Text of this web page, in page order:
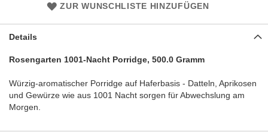
ZUR WUNSCHLISTE HINZUFÜGEN
Details
Rosengarten 1001-Nacht Porridge, 500.0 Gramm
Würzig-aromatischer Porridge auf Haferbasis - Datteln, Aprikosen
und Gewürze wie aus 1001 Nacht sorgen für Abwechslung am
Morgen.